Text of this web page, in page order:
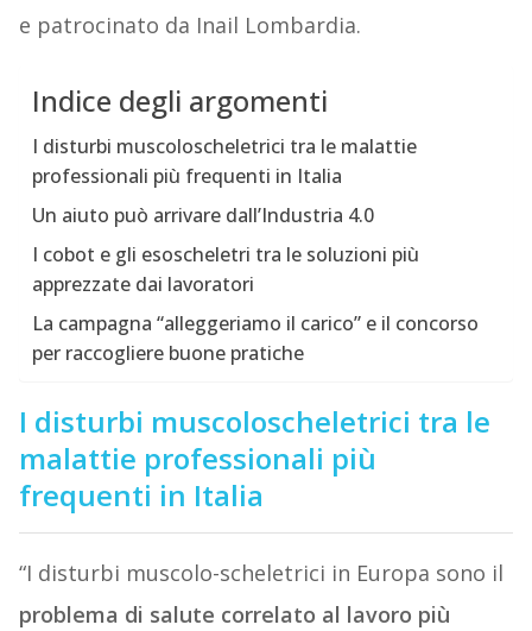
e patrocinato da Inail Lombardia.
Indice degli argomenti
I disturbi muscoloscheletrici tra le malattie
professionali più frequenti in Italia
Un aiuto può arrivare dall’Industria 4.0
I cobot e gli esoscheletri tra le soluzioni più
apprezzate dai lavoratori
La campagna “alleggeriamo il carico” e il concorso
per raccogliere buone pratiche
I disturbi muscoloscheletrici tra le
malattie professionali più
frequenti in Italia
“I disturbi muscolo-scheletrici in Europa sono il
problema di salute correlato al lavoro più